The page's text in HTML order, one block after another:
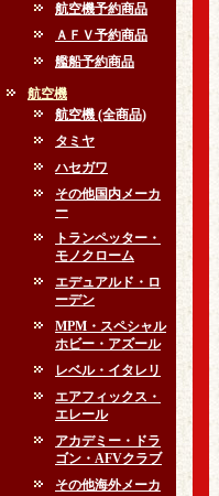
航空機予約商品
ＡＦＶ予約商品
艦船予約商品
航空機
航空機 (全商品)
タミヤ
ハセガワ
その他国内メーカ
ー
トランペッター・
モノクローム
エデュアルド・ロ
ーデン
MPM・スペシャル
ホビー・アズール
レベル・イタレリ
エアフィックス・
エレール
アカデミー・ドラ
ゴン・AFVクラブ
その他海外メーカ